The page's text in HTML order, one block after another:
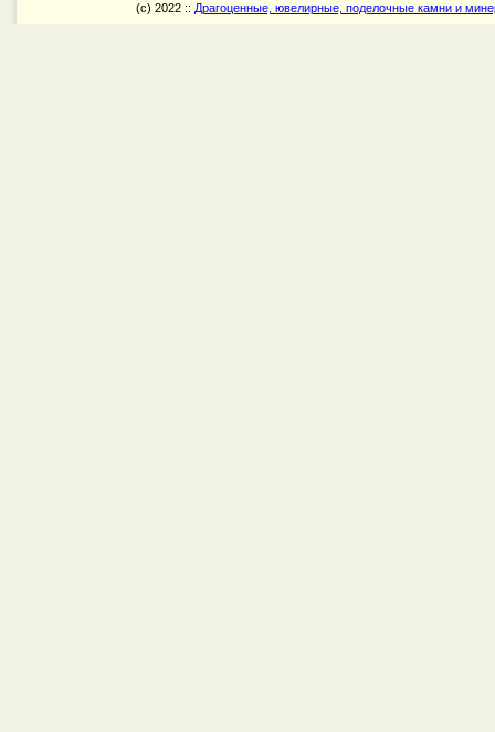
(c) 2022 :: Драгоценные, ювелирные, поделочные камни и